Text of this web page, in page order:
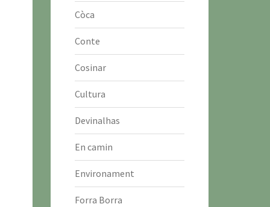
Còca
Conte
Cosinar
Cultura
Devinalhas
En camin
Environament
Forra Borra